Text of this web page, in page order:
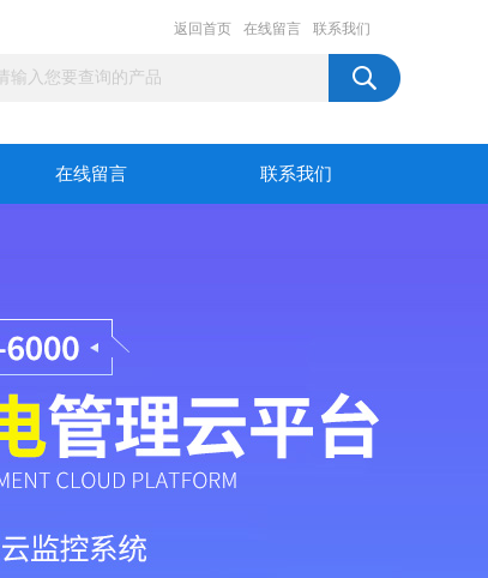
返回首页 在线留言 联系我们
在线留言 联系我们